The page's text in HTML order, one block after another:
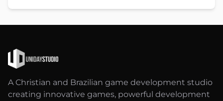
A Christian and Brazilian game development studio
creating innovative games, powerful development